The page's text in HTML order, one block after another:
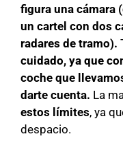
figura una cámara
un cartel con dos
radares de tramo).
cuidado, ya que
coche que
darte cuenta. La
estos límites, ya
despacio.